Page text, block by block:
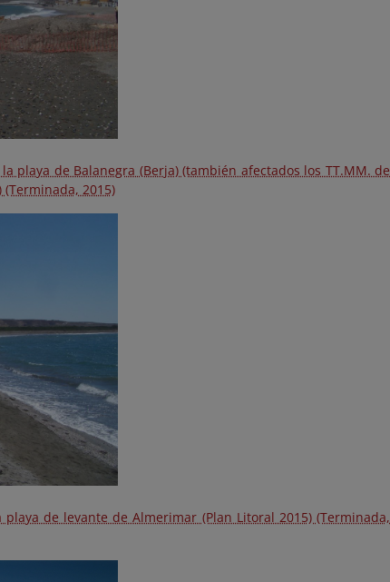
playa de Balanegra (Berja) (también afectados los TT.MM. de
(Terminada, 2015)
de levante de Almerimar (Plan Litoral 2015) (Terminada,